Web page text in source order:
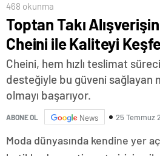
468 okunma
Toptan Takı
Cheini ile Kaliteyi
Cheini, hem hızlı teslimat
desteğiyle bu güveni sağlayan
olmayı başarıyor.
ABONE OL News 25 Temmuz
Moda dünyasında kendine yer